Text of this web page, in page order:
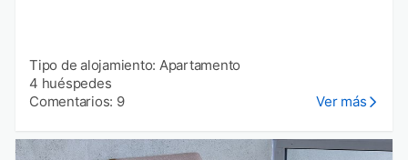
Tipo de alojamiento: Apartamento
4 huéspedes
Comentarios: 9
Ver más